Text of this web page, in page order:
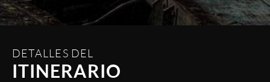
DETALLES DEL
ITINERARIO